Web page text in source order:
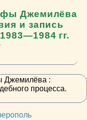
Джемилёва
и запись
гг.